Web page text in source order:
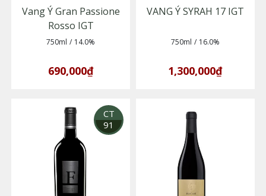
Vang Ý Gran Passione
Rosso IGT
750ml / 14.0%
690,000₫
VANG Ý SYRAH 17 IGT
750ml / 16.0%
1,300,000₫
CT
91